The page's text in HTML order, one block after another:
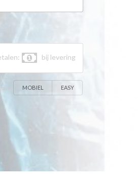
bij levering
MOBIEL EASY